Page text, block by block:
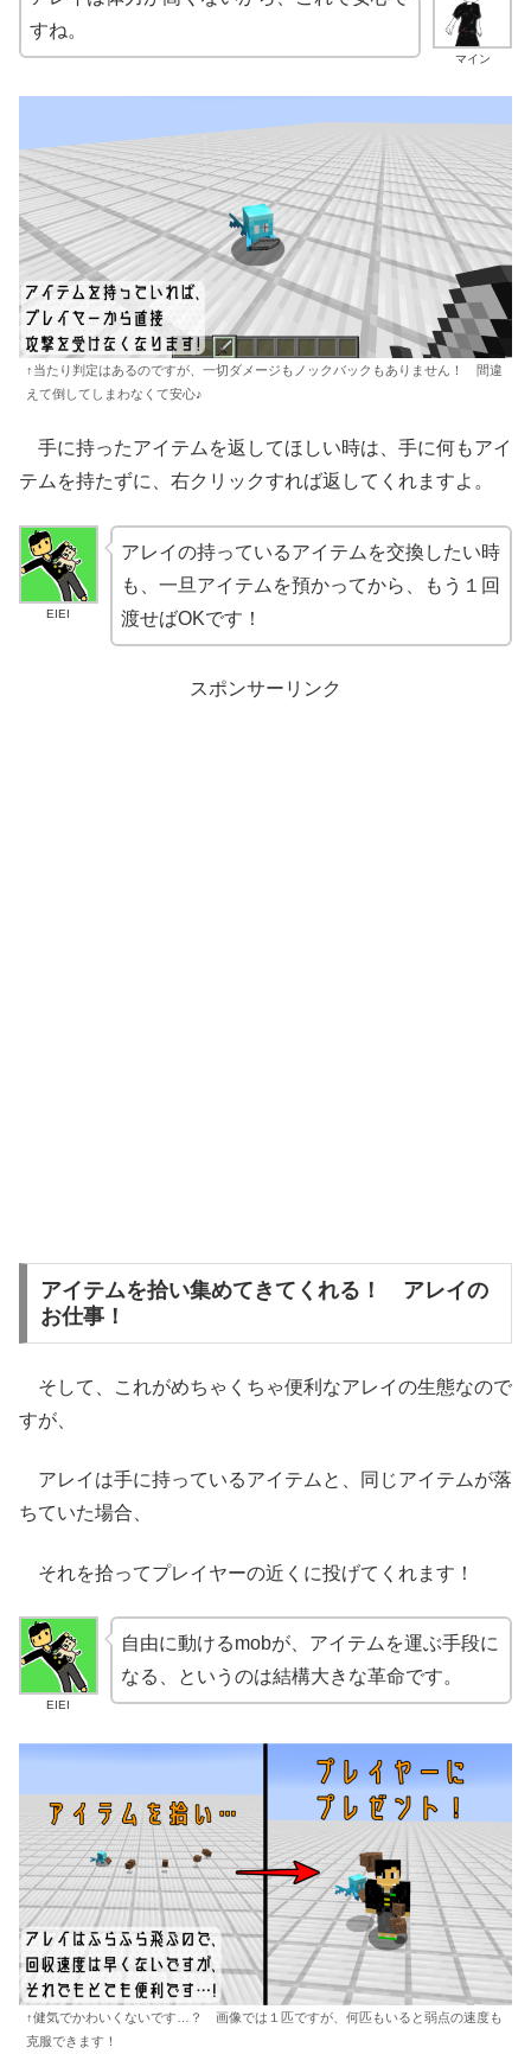
マイン
すね。
↑当たり判定はあるのですが、一切ダメージもノックバックもありません！ 間違
えて倒してしまわなくて安心♪
手に持ったアイテムを返してほしい時は、手に何もアイ
テムを持たずに、右クリックすれば返してくれますよ。
EIEI
アレイの持っているアイテムを交換したい時
も、一旦アイテムを預かってから、もう１回
渡せばOKです！
スポンサーリンク
アイテムを拾い集めてきてくれる！ アレイの
お仕事！
そして、これがめちゃくちゃ便利なアレイの生態なので
すが、
アレイは手に持っているアイテムと、同じアイテムが落
ちていた場合、
それを拾ってプレイヤーの近くに投げてくれます！
EIEI
自由に動けるmobが、アイテムを運ぶ手段に
なる、というのは結構大きな革命です。
↑健気でかわいくないです…？ 画像では１匹ですが、何匹もいると弱点の速度も
克服できます！